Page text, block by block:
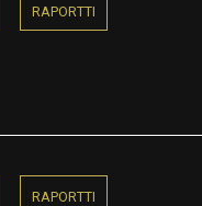
RAPORTTI
RAPORTTI